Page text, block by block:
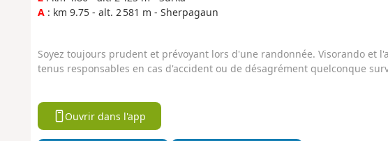
A: km 9.75 - alt. 2 581 m - Sherpagaun
Soyez toujours prudent et prévoyant lors d'une randonnée. Visorando et
tenus responsables en cas d'accident ou de désagrément quelconque
Ouvrir dans l'app